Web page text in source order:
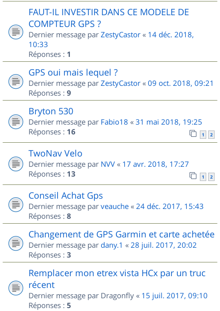
FAUT-IL INVESTIR DANS CE MODELE DE
COMPTEUR GPS ?
Dernier message par ZestyCastor « 14 déc. 2018,
10:33
Réponses : 1
GPS oui mais lequel ?
Dernier message par ZestyCastor « 09 oct. 2018, 09:21
Réponses : 9
Bryton 530
Dernier message par Fabio18 « 31 mai 2018, 19:25
Réponses : 16 1 2
TwoNav Velo
Dernier message par NVV « 17 avr. 2018, 17:27
Réponses : 13 1 2
Conseil Achat Gps
Dernier message par veauche « 24 déc. 2017, 15:43
Réponses : 8
Changement de GPS Garmin et carte achetée
Dernier message par dany.1 « 28 juil. 2017, 20:02
Réponses : 3
Remplacer mon etrex vista HCx par un truc
récent
Dernier message par Dragonfly « 15 juil. 2017, 09:10
Réponses : 5